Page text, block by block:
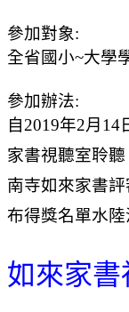
參加對象:
全省國小~大學
參加辦法:
自2019年2月14
家書視聽室聆聽
南寺如來家書評
布得獎名單水
如來家書